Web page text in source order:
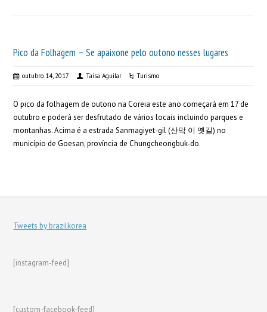
Pico da Folhagem – Se apaixone pelo outono nesses lugares
outubro 14, 2017 Taisa Aguilar Turismo
O pico da folhagem de outono na Coreia este ano começará em 17 de
outubro e poderá ser desfrutado de vários locais incluindo parques e
montanhas. Acima é a estrada Sanmagiyet-gil (산막 이 옛길) no
município de Goesan, província de Chungcheongbuk-do.
Tweets by brazilkorea
[instagram-feed]
[custom-facebook-feed]